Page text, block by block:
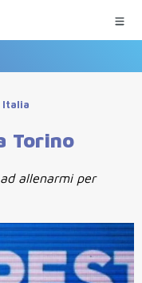
Italia
Torino
allenarmi per